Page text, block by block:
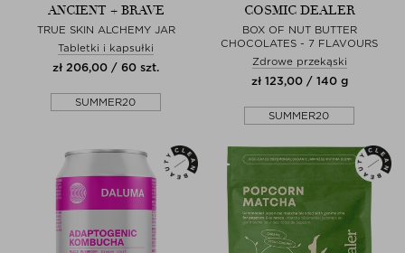
ANCIENT + BRAVE
TRUE SKIN ALCHEMY JAR
Tabletki i kapsułki
zł 206,00 / 60 szt.
SUMMER20
COSMIC DEALER
BOX OF NUT BUTTER
CHOCOLATES - 7 FLAVOURS
Zdrowe przekąski
zł 123,00 / 140 g
SUMMER20